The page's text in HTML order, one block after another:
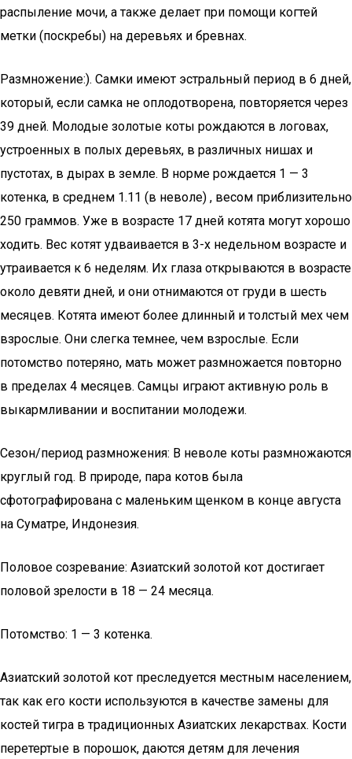
распыление мочи, а также делает при помощи когтей
метки (поскребы) на деревьях и бревнах.
Размножение:). Самки имеют эстральный период в 6 дней,
который, если самка не оплодотворена, повторяется через
39 дней. Молодые золотые коты рождаются в логовах,
устроенных в полых деревьях, в различных нишах и
пустотах, в дырах в земле. В норме рождается 1 — 3
котенка, в среднем 1.11 (в неволе) , весом приблизительно
250 граммов. Уже в возрасте 17 дней котята могут хорошо
ходить. Вес котят удваивается в 3-х недельном возрасте и
утраивается к 6 неделям. Их глаза открываются в возрасте
около девяти дней, и они отнимаются от груди в шесть
месяцев. Котята имеют более длинный и толстый мех чем
взрослые. Они слегка темнее, чем взрослые. Если
потомство потеряно, мать может размножается повторно
в пределах 4 месяцев. Самцы играют активную роль в
выкармливании и воспитании молодежи.
Сезон/период размножения: В неволе коты размножаются
круглый год. В природе, пара котов была
сфотографирована с маленьким щенком в конце августа
на Суматре, Индонезия.
Половое созревание: Азиатский золотой кот достигает
половой зрелости в 18 — 24 месяца.
Потомство: 1 — 3 котенка.
Азиатский золотой кот преследуется местным населением,
так как его кости используются в качестве замены для
костей тигра в традиционных Азиатских лекарствах. Кости
перетертые в порошок, даются детям для лечения